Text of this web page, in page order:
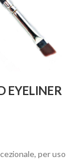
EYELINER
per uso